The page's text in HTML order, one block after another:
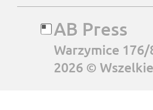
AB Press
Warzymice 176/
2026 ©